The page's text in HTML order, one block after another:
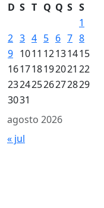
agosto 2026
D S T Q Q S S
1
2 3 4 5 6 7 8
9 1011 12131415
161718192021 22
23242526272829
3031
« jul